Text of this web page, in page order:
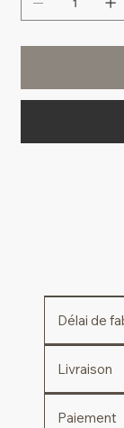
Délai de
Livraison
Paiement